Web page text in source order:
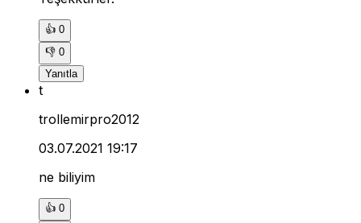
👍 0
👎 0
Yanıtla
t
trollemirpro2012
03.07.2021 19:17
ne biliyim
👍 0